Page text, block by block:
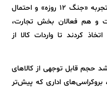
کشور مناسب است. با توجه به تجربه «جنگ ۱۲ روزه» و احتمال
و هم فعالان بخش تجارت،
اتخاذ کردند تا واردات کالا از
حجم قابل توجهی از کالاهای
اداری که پیش‌تر